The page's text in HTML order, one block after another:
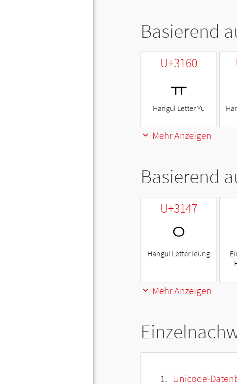
Basierend
U+3160
ㅠ
Hangul Letter Yu
Mehr Anzeigen
Basierend
U+3147
ㅇ
Hangul Letter Ieung
Mehr Anzeigen
Unicode-